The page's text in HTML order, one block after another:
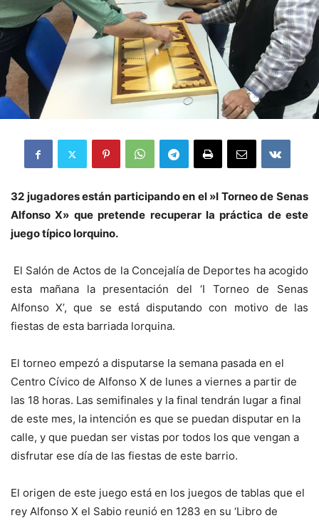
32 jugadores están participando en el »I Torneo de Senas
Alfonso X» que pretende recuperar la práctica de este
juego típico lorquino.
El Salón de Actos de la Concejalía de Deportes ha acogido
esta mañana la presentación del ‘I Torneo de Senas
Alfonso X’, que se está disputando con motivo de las
fiestas de esta barriada lorquina.
El torneo empezó a disputarse la semana pasada en el
Centro Cívico de Alfonso X de lunes a viernes a partir de
las 18 horas. Las semifinales y la final tendrán lugar a final
de este mes, la intención es que se puedan disputar en la
calle, y que puedan ser vistas por todos los que vengan a
disfrutar ese día de las fiestas de este barrio.
El origen de este juego está en los juegos de tablas que el
rey Alfonso X el Sabio reunió en 1283 en su ‘Libro de